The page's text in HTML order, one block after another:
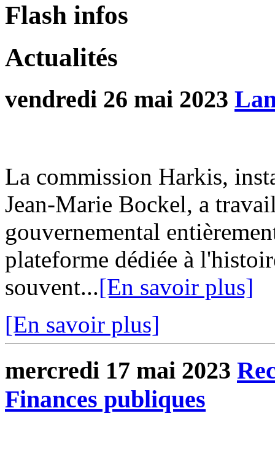
Flash infos
Actualités
vendredi 26 mai 2023
La commission Harkis,
Jean-Marie Bockel, a
gouvernemental
plateforme dédiée à
souvent...[En savoir plus]
[En savoir plus]
mercredi 17 mai 2023
Finances publiques